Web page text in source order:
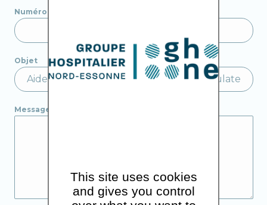
Numéro de téléphone
Objet
Message
This site uses cookies
and gives you control